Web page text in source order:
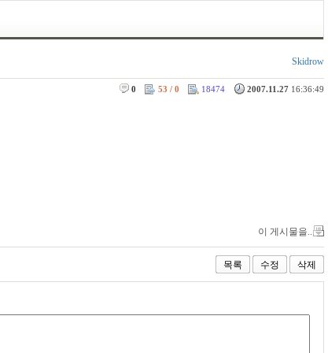
Skidrow
2007.11.27 16:36:49
18474
53 / 0
0
이 게시물을..
목록 수정 삭제